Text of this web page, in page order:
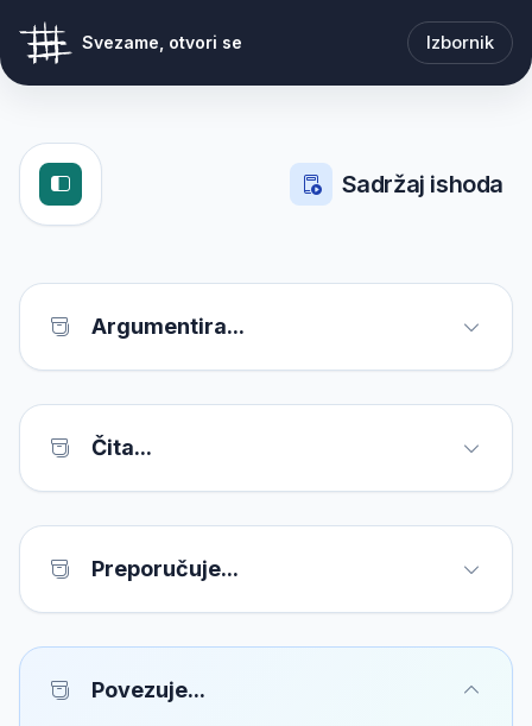
Svezame, otvori se Izbornik
Sadržaj ishoda
Argumentira...
Čita...
Preporučuje...
Povezuje...